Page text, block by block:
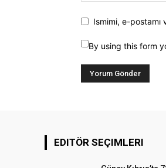
Ismimi, e-postamı
By using this form
EDITÖR SEÇIMLERI